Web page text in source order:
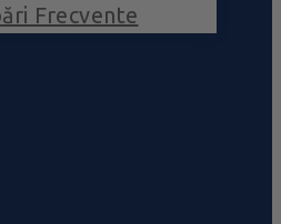
Frecvente